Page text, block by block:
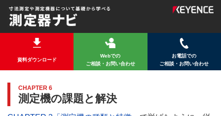
資料ダウンロード
Webでの
ご相談・お問い合わせ
お電話での
ご相談・お問い合わせ
CHAPTER 6
測定機の課題と解決